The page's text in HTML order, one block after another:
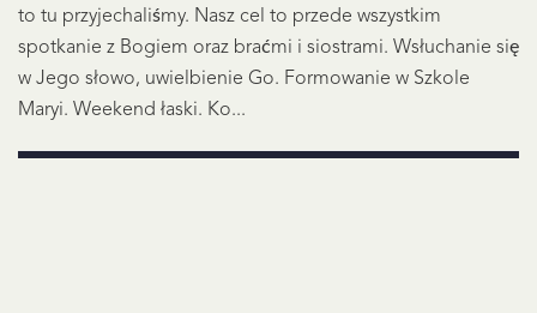
to tu przyjechaliśmy. Nasz cel to przede wszystkim
spotkanie z Bogiem oraz braćmi i siostrami. Wsłuchanie się
w Jego słowo, uwielbienie Go. Formowanie w Szkole
Maryi. Weekend łaski. Ko...